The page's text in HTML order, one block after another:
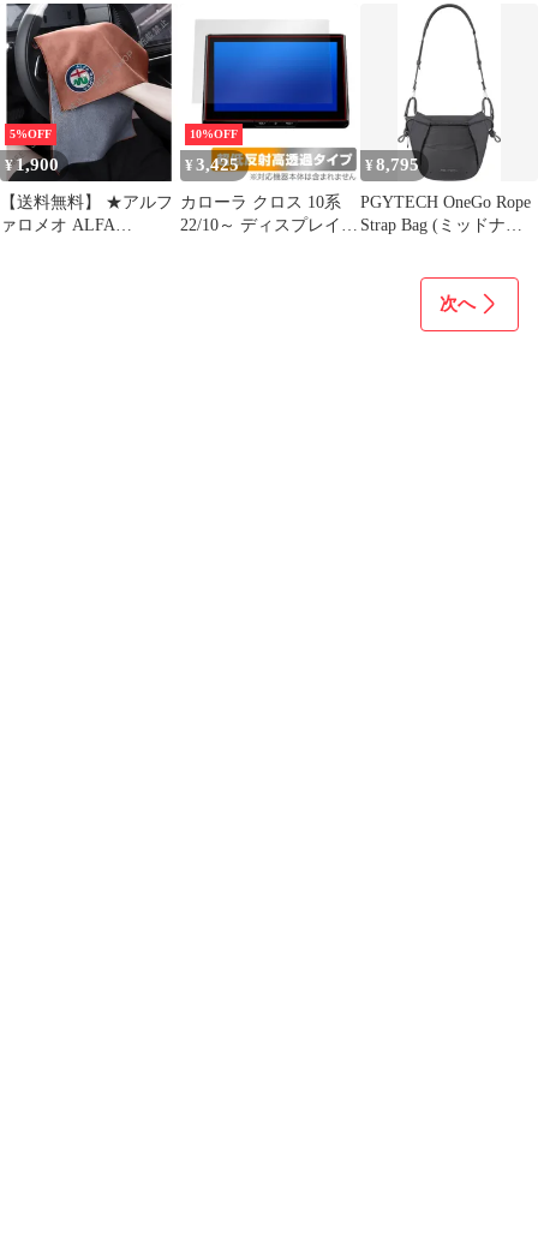
ロフィルム ウルトラク
イックリペア 割れない
スマホ保護フィルム
EPU 超薄型0.18mm
Y2K
ヘッドライト クロスバ
イク/ロードバイクライ
ト TYPE-C USB充電式
取り付け簡単 緊急対応
懐中電灯兼用
5%OFF
¥1,900
【送料無料】 ★アルフ
ァロメオ ALFA
10%OFF
¥ 3,425
カローラ クロス 10系
22/10～ ディスプレイオ
¥8,795
PGYTECH OneGo Rope
Strap Bag (ミッドナイ
バッグ ショルダーバッ
グ クロスボディバッグ
次へ